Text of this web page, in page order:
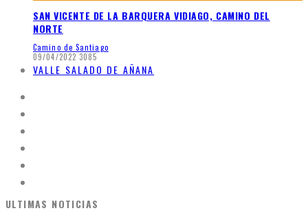
SAN VICENTE DE LA BARQUERA VIDIAGO, CAMINO DEL
NORTE
Camino de Santiago
09/04/2022 3085
VALLE SALADO DE AÑANA
ULTIMAS NOTICIAS